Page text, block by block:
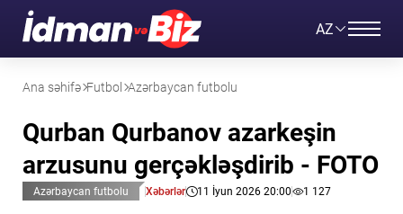
AZ
Ana səhifə Futbol Azərbaycan futbolu
Qurban Qurbanov azarkeşin
arzusunu gerçəkləşdirib - FOTO
Azərbaycan futbolu Xəbərlər 11 İyun 2026 20:00 1 127